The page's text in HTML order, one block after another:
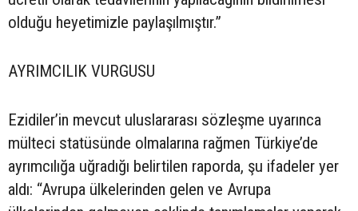
olduğu heyetimizle paylaşılmıştır.”
AYRIMCILIK VURGUSU
Ezidiler’in mevcut uluslararası sözleşme uyarınca
mülteci statüsünde olmalarına rağmen Türkiye’de
ayrımcılığa uğradığı belirtilen raporda, şu ifadeler yer
aldı: “Avrupa ülkelerinden gelen ve Avrupa